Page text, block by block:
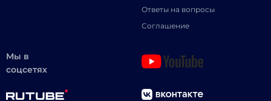
Ответы на вопросы
Соглашение
Мы в
соцсетях